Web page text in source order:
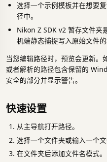
选择一个示例模板并在想要
径中。
Nikon Z SDK v2 暂存文件夹
机端静态捕捉写入原始文件的
当您编辑路径时，预览会更新。
或者解析的路径包含保留的
安全的部分并显示警告。
快速设置
从主导航打开路径。
选择一个文件夹或输入一个文
在文件夹后添加文件名模式。